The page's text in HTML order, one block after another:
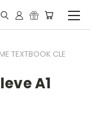
TEXTBOOK CLE
A1